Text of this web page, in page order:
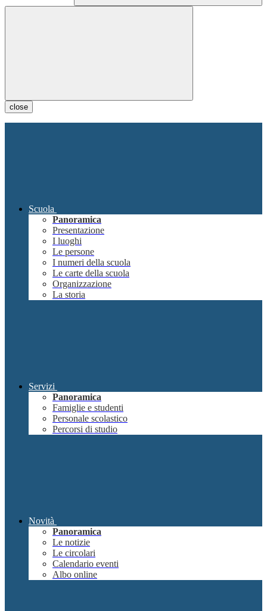
close
Scuola
Panoramica
Presentazione
I luoghi
Le persone
I numeri della scuola
Le carte della scuola
Organizzazione
La storia
Servizi
Panoramica
Famiglie e studenti
Personale scolastico
Percorsi di studio
Novità
Panoramica
Le notizie
Le circolari
Calendario eventi
Albo online